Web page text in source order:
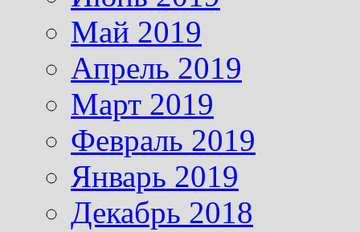
Май 2019
Апрель 2019
Март 2019
Февраль 2019
Январь 2019
Декабрь 2018